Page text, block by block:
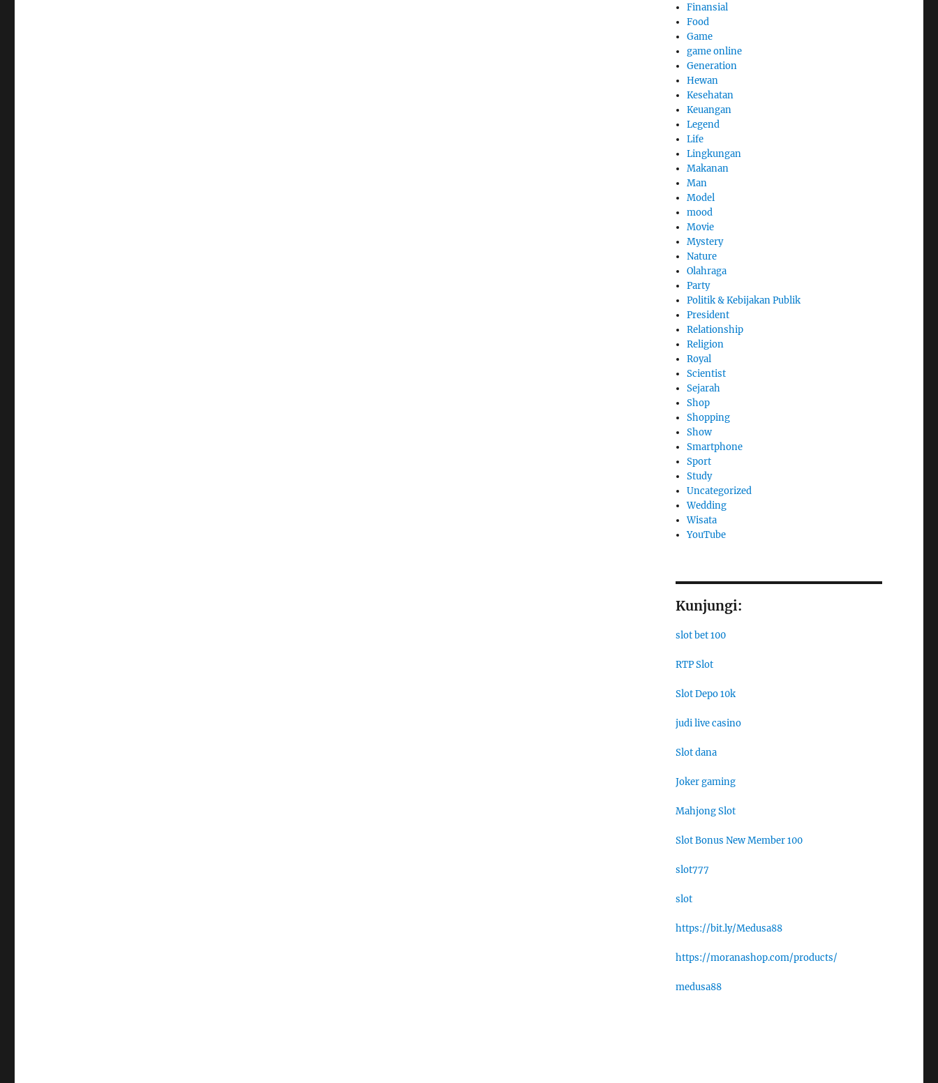
Finansial
Food
Game
game online
Generation
Hewan
Kesehatan
Keuangan
Legend
Life
Lingkungan
Makanan
Man
Model
mood
Movie
Mystery
Nature
Olahraga
Party
Politik & Kebijakan Publik
President
Relationship
Religion
Royal
Scientist
Sejarah
Shop
Shopping
Show
Smartphone
Sport
Study
Uncategorized
Wedding
Wisata
YouTube
Kunjungi:
slot bet 100
RTP Slot
Slot Depo 10k
judi live casino
Slot dana
Joker gaming
Mahjong Slot
Slot Bonus New Member 100
slot777
slot
https://bit.ly/Medusa88
https://moranashop.com/products/
medusa88